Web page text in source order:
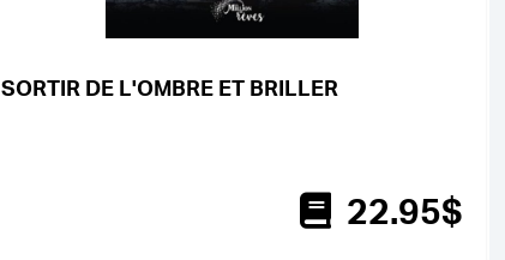
SORTIR DE L'OMBRE ET BRILLER
22.95$